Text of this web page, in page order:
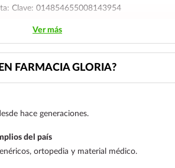
Clave: 014854655008143954
deberá enviar su comprobante de pago a al
ecommerce@farmaciagloria.mxo a nuestro
Ver más
FARMACIA GLORIA?
hace generaciones.
del país
ortopedia y material médico.